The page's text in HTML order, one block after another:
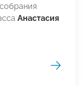
Анастасия